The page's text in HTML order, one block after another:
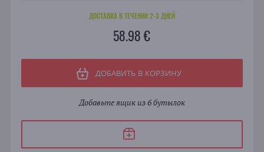
ДОСТАВКА В ТЕЧЕНИИ 2-3 ДНЕЙ
58.98 €
ДОБАВИТЬ В КОРЗИНУ
Добавьте ящик из 6 бутылок